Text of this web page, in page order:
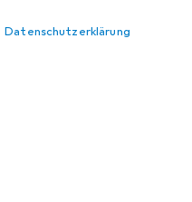
Datenschutzerklärung